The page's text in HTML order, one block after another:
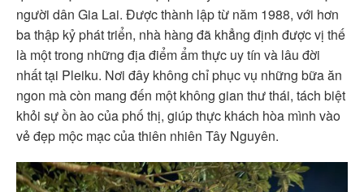
người dân Gia Lai. Được thành lập từ năm 1988, với hơn
ba thập kỷ phát triển, nhà hàng đã khẳng định được vị thế
là một trong những địa điểm ẩm thực uy tín và lâu đời
nhất tại Pleiku. Nơi đây không chỉ phục vụ những bữa ăn
ngon mà còn mang đến một không gian thư thái, tách biệt
khỏi sự ồn ào của phố thị, giúp thực khách hòa mình vào
vẻ đẹp mộc mạc của thiên nhiên Tây Nguyên.